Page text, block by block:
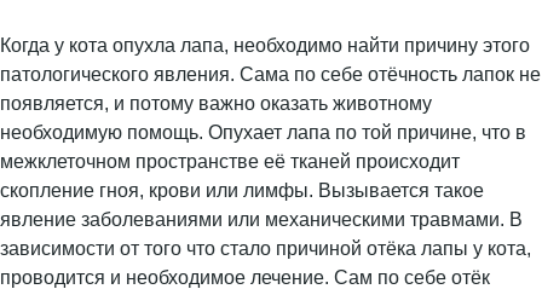
Когда у кота опухла лапа, необходимо найти причину этого
патологического явления. Сама по себе отёчность лапок не
появляется, и потому важно оказать животному
необходимую помощь. Опухает лапа по той причине, что в
межклеточном пространстве её тканей происходит
скопление гноя, крови или лимфы. Вызывается такое
явление заболеваниями или механическими травмами. В
зависимости от того что стало причиной отёка лапы у кота,
проводится и необходимое лечение. Сам по себе отёк